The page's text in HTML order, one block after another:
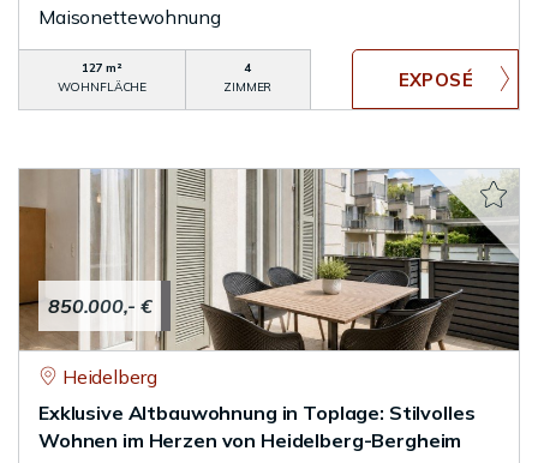
Maisonettewohnung
127 m²
WOHNFLÄCHE
4
ZIMMER
850.000,- €
Heidelberg
Exklusive Altbauwohnung in Toplage: Stilvolles
Wohnen im Herzen von Heidelberg-Bergheim